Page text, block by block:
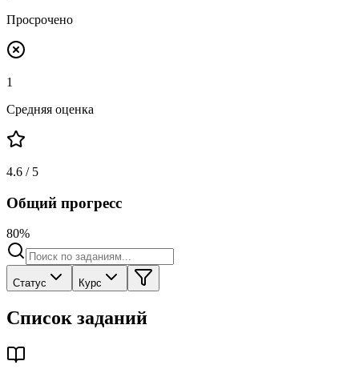
Просрочено
1
Средняя оценка
4.6 / 5
Общий прогресс
80%
Статус Курс
Список заданий